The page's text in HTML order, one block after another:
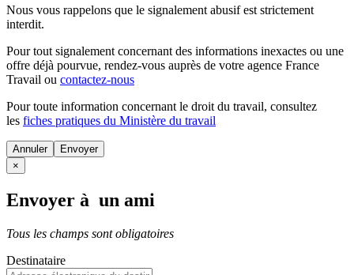
Nous vous rappelons que le signalement abusif est strictement
interdit.
Pour tout signalement concernant des informations inexactes ou une
offre déjà pourvue, rendez-vous auprès de votre agence France
Travail ou contactez-nous
Pour toute information concernant le droit du travail, consultez
les fiches pratiques du Ministère du travail
Annuler
×
Envoyer à un ami
Tous les champs sont obligatoires
Destinataire